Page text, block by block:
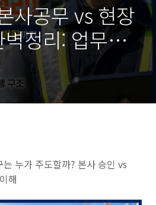
사공무 vs 현장
정리: 업무범
어 방향까지
는 누가 주도할까? 본사 승인 vs
해